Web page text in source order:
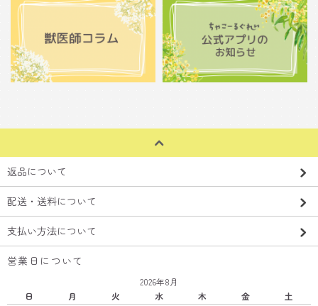
返品について
配送・送料について
支払い方法について
営業日について
2026年8月
日
月 火 水 木 金
土